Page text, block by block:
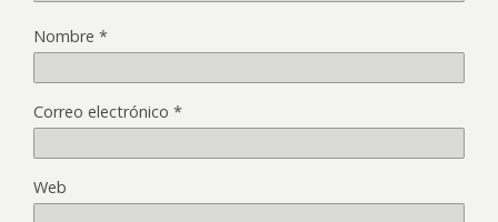
Nombre *
Correo electrónico *
Web